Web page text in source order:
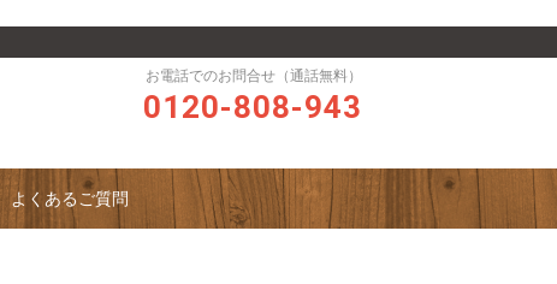
お電話でのお問合せ（通話無料）
0120-808-943
よくあるご質問